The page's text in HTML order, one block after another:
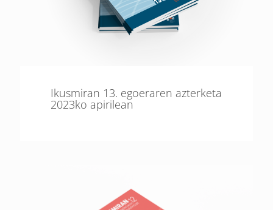
Ikusmiran 13. egoeraren azterketa
2023ko apirilean